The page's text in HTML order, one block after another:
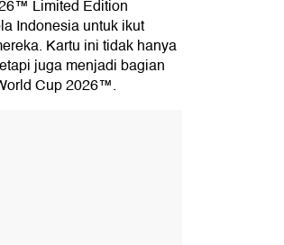
Limited Edition
Indonesia untuk ikut
Kartu ini tidak hanya
juga menjadi bagian
Cup 2026™.